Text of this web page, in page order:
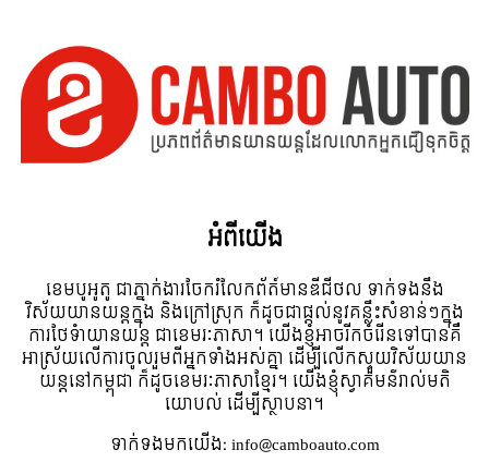
អំពី​យើង
ខេមបូអូតូ ជាភ្នាក់ងារចែករំលែកព័ត៍មានឌីជីថល ទាក់ទងនឹង
វិស័យយានយន្តក្នុង និងក្រៅស្រុក ក៏ដូចជាផ្តល់នូវគន្លឹះសំខាន់ៗក្នុង
ការថែទំាយានយន្ត ជាខេមរៈភាសា។ យើងខ្ញុំអាចរីកចំរើនទៅបានគឺ
អាស្រ័យលើការចូលរួមពីអ្នកទាំងអស់គ្នា ដើម្បីលើកស្ទួយវិស័យយាន
យន្តនៅកម្ពុជា ក៏ដូចខេមរៈភាសាខ្មែរ។ យើងខ្ញុំស្វាគមន៌រាល់មតិ
យោបល់ ដើម្បីស្ថាបនា។
ទាក់ទង​មក​យើង:info@camboauto.com